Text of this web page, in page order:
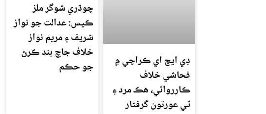
ڊي ايڇ اي ڪراچي ۾
فحاشي خلاف
ڪارروائي، هڪ مرد ۽
ٽي عورتون گرفتار
چوڌري شوگر ملز
ڪيس: عدالت جو نواز
شريف ۽ مريم نواز
خلاف جاچ بند ڪرڻ
جو حڪم